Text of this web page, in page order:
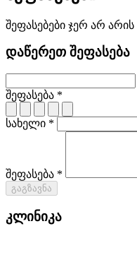
შეფასებები ჯერ არ
დაწერეთ შეფასება
შეფასება *
სახელი *
შეფასება *
გაგზავნა
კლინიკა